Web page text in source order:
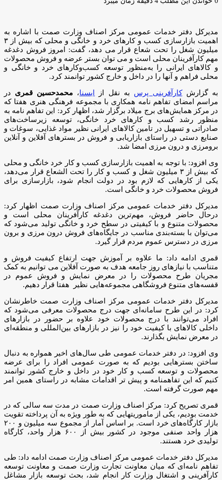
مدیرکل دفتر خدمات عمومی مرکز اصناف وزارت صمت با اشاره به
اهمیت بازارسازی کسب و کارهای خرد و خانگی و محلی که بیش از ۳
میلیون شغل را تحت شعاع قرار می دهد، گفت: امروز فروش دغدغه
مهم کارآفرینان محلی است و می توان بستر عرضه و فروش محصولات
و کالاهای ایرانی را به‌منظور توسعه کسب‌وکارهای خرد و خانگی و
محلی فراهم و آنها را در داخل و خارج کشور توانمند کرد.
به گزارشکارآفرینی پرس به نقل از ایسنا، محمدحسین قمری در
مراسم امضای تفاهم نامه همکاری با مجموعه فرهنگی هنری هفتا که
در مرکز همایش‌های برج میلاد برگزار شد، اظهار کرد: این تفاهم نامه به
منظور رشد کسب و کارهای خرد خانگی، توسعه زیرساخت‌های
صادراتی و تسهیل در تامین کالاهای ایرانی نظیر مواد غذایی، سوغات و
صنایع دستی در راستای بازاریابی و فروش در بسترهای آفلاین و آنلاین
برومرزی و درون مرزی امضا شد.
وی افزود: با توجه به اهمیت بازارسازی کسب و کار خرد خانگی و محلی
که بیش از ۳ میلیون شغل و کسب و کار را تحت الشعاع قرار می‌دهد،
یکی از کارهایی که لازم بود در دولت انجام شود، بازارسازی برای
فروش محصولات خرد و خانگی است.
مدیرکل دفتر خدمات عمومی مرکز اصناف وزارت صمت اظهار کرد:
درحال حاضر فروش، مهم‌ترین دغدغه کارآفرینان محلی است و
محصولات متنوع و با کیفیتی در سطح خرد و خانگی تولید می‌شود که
می‌توان با بسته‌بندی مناسب در جایگاه‌های فروش درون مرزی و برون
مرزی در دسترس عموم مردم قرار گیرد.
قمری ادامه داد: ما علاوه بر آموزش جهت ارتفاع کیفیت فروش و
متناسب با نیازهای روز جامعه هدف به صورت آفلاین می توانیم به کمک
مجریان طرح محصولات را در معرض نمایش و فروش عموم در
قفسه‌های متنوع فروشگاهی مجموعه‌هایی نظیر هفتا قرار دهیم.
مدیرکل دفتر خدمات عمومی مرکز اصناف وزارت صمت خاطرنشان
کرد: در این طرح سامانه‌ای جهت درج محصولات معرفی می‌شود که
افراد می‌توانند با درج محصولات خود علاوه بر حضور در بازارهای
داخلی کالاهای با کیفیت خود را نیز در بازارهای بین‌المللی و منطقه‌ای
در معرض نمایش بگذارند.
وی افزود: در دفتر خدمات عمومی طی سال‌های اخیر همواره به دنبال
ساختن بسترهایی بودیم که به صورت عمومی افراد را برای عرضه
محصولات و توسعه کسب و کار خود در داخل و خارج کشور توانمند
کنیم که این تفاهمنامه و پیش تر اقدامات مشابه در راستای همین امر
مهم صورت گرفته است.
قمری تصریح کرد: مرکز اصناف وزارت صمت در مدت سه سالی که در
خدمت بودیم، یکی از ماموریتهایی که به طور ویژه به آن پرداخته تقویت
بازار کارگاه‌های خرد است. بر اساس آمار از مجموع سه میلیون و ۲۰۰
هزار واحد صنفی موجود در کشور بیش از ۶۰۰ هزار واحد، کارگاه
تولیدی خرد هستند.
مدیرکل دفتر خدمات عمومی مرکز اصناف وزارت صمت ادامه داد: طی
تفاهم نامه‌ای که میان معاونت تجارت وزارت صمت و معاونت توسعه
کارآفرینی و اشتغال وزارت کار انجام شد، بحث توسعه بازار مشاغل